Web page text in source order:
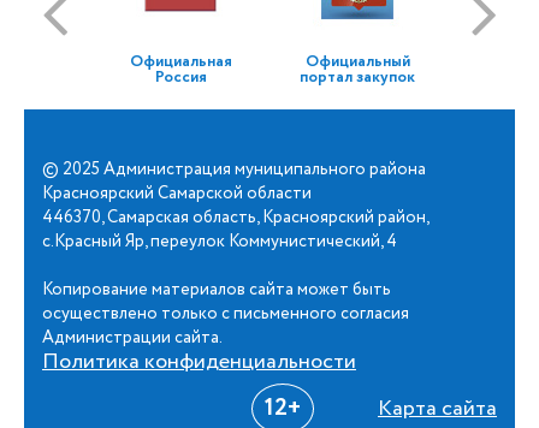
Официальная
Россия
Официальный
портал закупок
© 2025 Администрация муниципального района
Красноярский Самарской области
446370, Самарская область, Красноярский район,
с.Красный Яр, переулок Коммунистический, 4
Копирование материалов сайта может быть
осуществлено только с письменного согласия
Администрации сайта.
Политика конфиденциальности
12+ Карта сайта